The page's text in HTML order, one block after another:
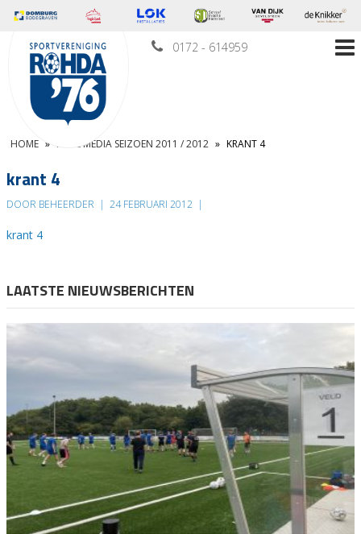
0172 - 614959
HOME » IN DE MEDIA SEIZOEN 2011 / 2012 » KRANT 4
krant 4
DOOR BEHEERDER | 24 FEBRUARI 2012 |
krant 4
LAATSTE NIEUWSBERICHTEN